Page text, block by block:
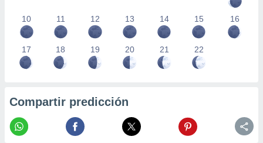
10 11 12 13 14 15 16
17 18 19 20 21 22
Compartir predicción